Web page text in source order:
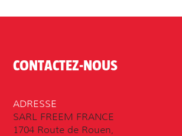
CONTACTEZ-NOUS
ADRESSE
SARL FREEM FRANCE
1704 Route de Rouen,